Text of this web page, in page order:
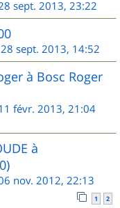
sept. 2013, 23:22
28 sept. 2013, 14:52
à Bosc Roger
févr. 2013, 21:04
à
nov. 2012, 22:13
1 2